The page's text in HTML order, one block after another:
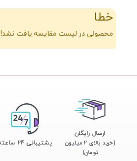
خطا
محصولی در لیست مقایسه یافت نشد!
ارسال رایگان
(خرید بالای ۲ میلیون
تومان)
پشتیبانی 24 ساعته